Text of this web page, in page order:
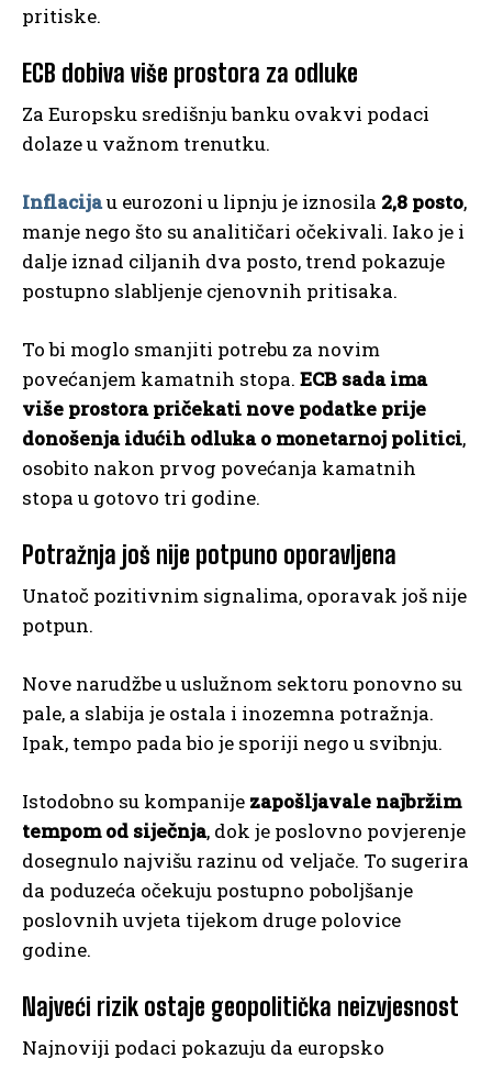
pritiske.
ECB dobiva više prostora za odluke
Za Europsku središnju banku ovakvi podaci
dolaze u važnom trenutku.
Inflacijau eurozoni u lipnju je iznosila 2,8 posto,
manje nego što su analitičari očekivali. Iako je i
dalje iznad ciljanih dva posto, trend pokazuje
postupno slabljenje cjenovnih pritisaka.
To bi moglo smanjiti potrebu za novim
povećanjem kamatnih stopa. ECB sada ima
više prostora pričekati nove podatke prije
donošenja idućih odluka o monetarnoj politici,
osobito nakon prvog povećanja kamatnih
stopa u gotovo tri godine.
Potražnja još nije potpuno oporavljena
Unatoč pozitivnim signalima, oporavak još nije
potpun.
Nove narudžbe u uslužnom sektoru ponovno su
pale, a slabija je ostala i inozemna potražnja.
Ipak, tempo pada bio je sporiji nego u svibnju.
Istodobno su kompanije zapošljavale najbržim
tempom od siječnja, dok je poslovno povjerenje
dosegnulo najvišu razinu od veljače. To sugerira
da poduzeća očekuju postupno poboljšanje
poslovnih uvjeta tijekom druge polovice
godine.
Najveći rizik ostaje geopolitička neizvjesnost
Najnoviji podaci pokazuju da europsko